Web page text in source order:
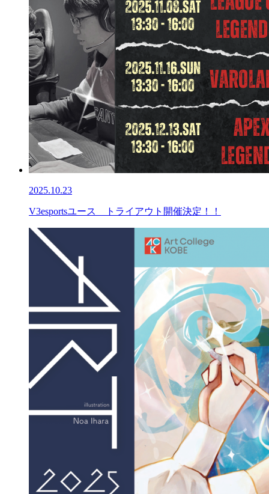
2025.10.23
V3esportsユース トライアウト開催決定！！